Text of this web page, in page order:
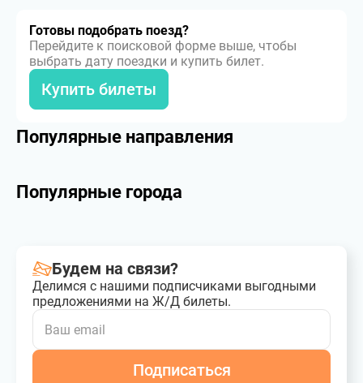
Готовы подобрать поезд?
Перейдите к поисковой форме выше, чтобы
выбрать дату поездки и купить билет.
Купить билеты
Популярные направления
Популярные города
Будем на связи?
Делимся с нашими подписчиками выгодными
предложениями на Ж/Д билеты.
Подписаться